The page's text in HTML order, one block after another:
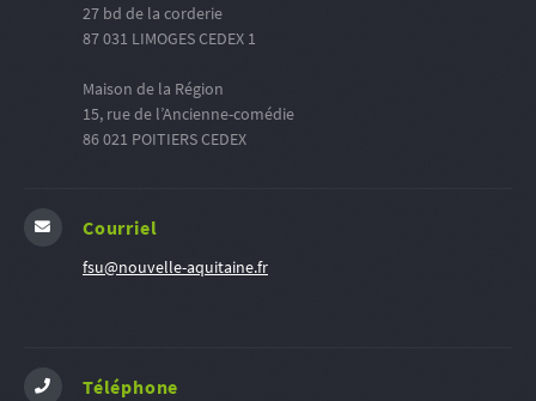
27 bd de la corderie
87 031 LIMOGES CEDEX 1
Maison de la Région
15, rue de l’Ancienne-comédie
86 021 POITIERS CEDEX
Courriel
fsu@nouvelle-aquitaine.fr
Téléphone